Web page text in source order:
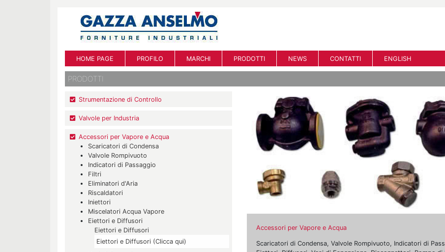
HOME PAGE PROFILO MARCHI PRODOTTI NEWS CONTATTI ENGLISH
PRODOTTI
Strumentazione di Controllo
Valvole per Industria
Accessori per Vapore e Acqua
Scaricatori di Condensa
Valvole Rompivuoto
Indicatori di Passaggio
Filtri
Eliminatori d'Aria
Riscaldatori
Iniettori
Miscelatori Acqua Vapore
Eiettori e Diffusori
Eiettori e Diffusori
Eiettori e Diffusori (Clicca qui)
Accessori per Vapore e Acqua
Scaricatori di Condensa, Valvole Rompivuoto, Indicatori di